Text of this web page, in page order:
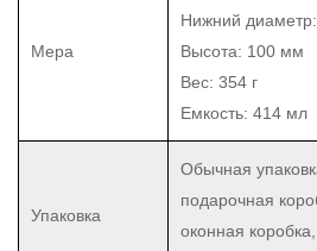
Мера
Нижний
Высота: 100 мм
Вес: 354 г
Емкость: 414 мл
Упаковка
Обычная
подарочная
оконная